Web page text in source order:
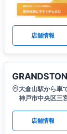
店舗情報
大倉山駅から車
神戸市中央区三
店舗情報